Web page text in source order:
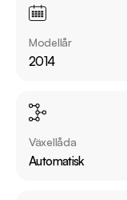
Övrig information om
Modellår
2014
Växellåda
Automatisk